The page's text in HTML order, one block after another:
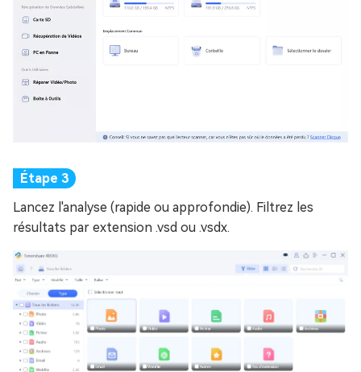
Lancez l'analyse (rapide ou approfondie). Filtrez les
résultats par extension .vsd ou .vsdx.